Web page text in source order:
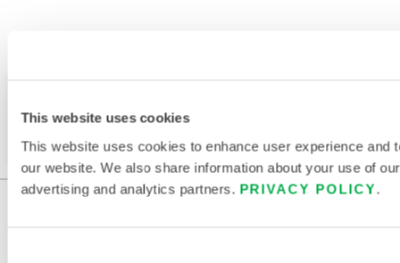
This website uses cookies
This website uses cookies to enhance user experience and
our website. We also share information about your use of
advertising and analytics partners. PRIVACY POLICY.
Region verkauft. Sie können Ihre Region oben auf
der Seite ändern.